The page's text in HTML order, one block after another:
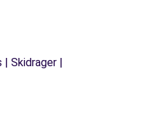
| Skidrager |